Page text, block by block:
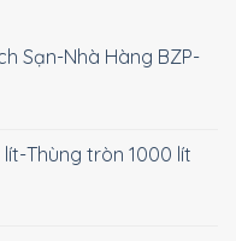
Sạn-Nhà Hàng BZP-
Thùng tròn 1000 lít